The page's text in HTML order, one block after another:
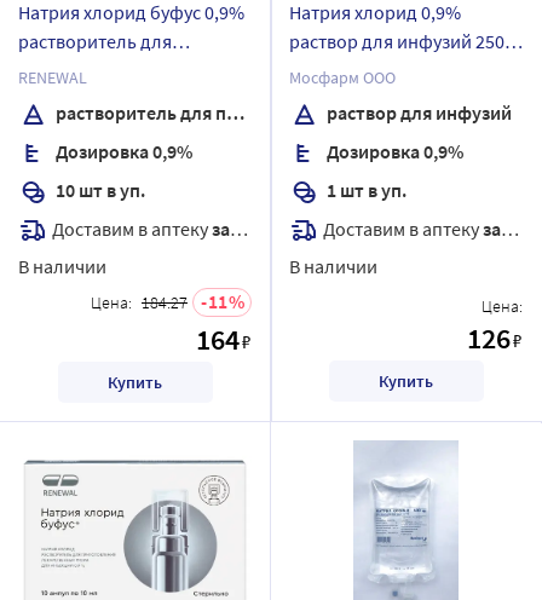
Натрия хлорид буфус 0,9%
растворитель для
приготовления
лекарственных форм для
инъекций 5 мл ампулы 10
шт.
RENEWAL
растворитель для приготовления лекарственных форм для инъекций
Дозировка 0,9%
10 шт в уп.
Доставим в аптекузавтра
В наличии
Цена: 184.27 11
164₽
Купить
Натрия хлорид 0,9%
раствор для инфузий 250
мл бутылка 1 шт.
Мосфарм ООО
раствор для инфузий
Дозировка 0,9%
1 шт в уп.
Доставим в аптекузавтра
В наличии
Цена:
126₽
Купить